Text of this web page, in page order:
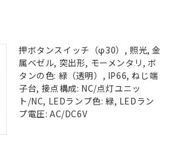
押ボタンスイッチ（φ30）, 照光, 金
属ベゼル, 突出形, モーメンタリ, ボ
タンの色: 緑（透明）, IP66, ねじ端
子台, 接点構成: NC/点灯ユニッ
ト/NC, LEDランプ色: 緑, LEDラン
プ電圧: AC/DC6V